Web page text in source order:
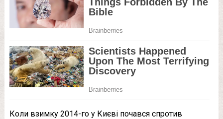
Коли взимку 2014-го у Києві почався спротив